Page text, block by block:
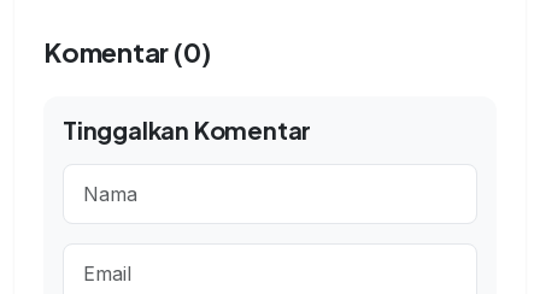
Komentar (0)
Tinggalkan Komentar